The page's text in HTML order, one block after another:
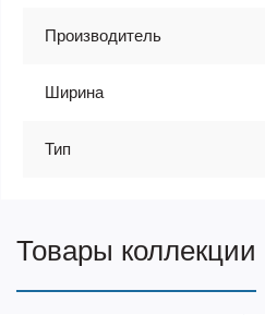
Производитель
Ширина
Тип
Товары коллекции